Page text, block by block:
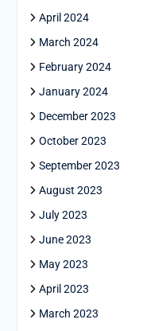
April 2024
March 2024
February 2024
January 2024
December 2023
October 2023
September 2023
August 2023
July 2023
June 2023
May 2023
April 2023
March 2023